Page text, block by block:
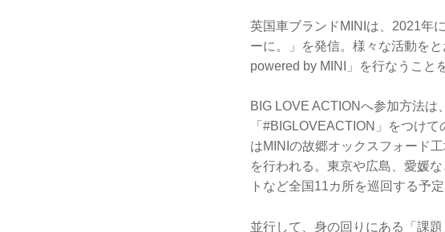
英国車ブランドMINIは、2021年
ーに。」を発信。様々な活動を
powered by MINI」を行なうこと
BIG LOVE ACTIONへ参加方法
「#BIGLOVEACTION」をつけ
はMINIの故郷オックスフォード
を行われる。東京や広島、愛媛
トなど全国11カ所を巡回する予定
並行して、身の回りにある「課